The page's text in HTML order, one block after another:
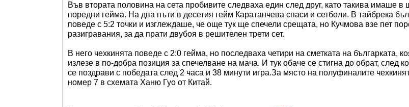
Във втората половина на сета пробивите следваха един след друг, като такива имаше в
поредни гейма. На два пъти в десетия гейм Каратанчева спаси и сетболи. В тайбрека
поведе с 5:2 точки и изглеждаше, че още тук ще спечели срещата, но Кучмова взе пет
разигравания, за да прати двубоя в решителен трети сет.
В него чехкинята поведе с 2:0 гейма, но последваха четири на сметката на българката,
излезе в по-добра позиция за спечелване на мача. И тук обаче се стигна до обрат, след
се поздрави с победата след 2 часа и 38 минути игра.За място на полуфиналите
номер 7 в схемата Ханю Гуо от Китай.